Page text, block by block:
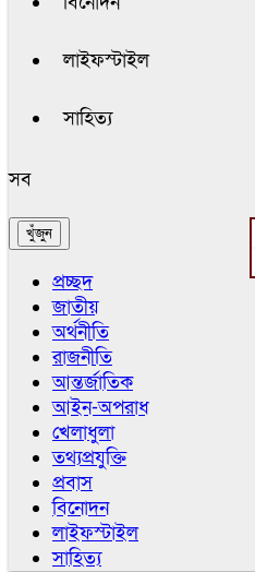
লাইফস্টাইল
সাহিত্য
সব
প্রচ্ছদ
জাতীয়
অর্থনীতি
রাজনীতি
আন্তর্জাতিক
আইন-অপরাধ
খেলাধুলা
তথ্যপ্রযুক্তি
প্রবাস
বিনোদন
লাইফস্টাইল
সাহিত্য